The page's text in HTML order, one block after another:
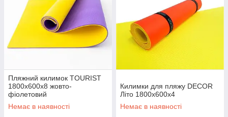
Пляжний килимок TOURIST
1800х600х8 жовто-
фіолетовий
Немає в наявності
Килимки для пляжу DECOR
Літо 1800х600х4
Немає в наявності